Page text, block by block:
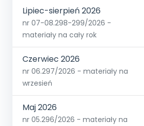
Lipiec-sierpień 2026
nr 07-08.298-299/2026 -
materiały na cały rok
Czerwiec 2026
nr 06.297/2026 - materiały na
wrzesień
Maj 2026
nr 05.296/2026 - materiały na